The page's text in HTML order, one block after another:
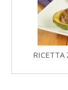
RICETTA